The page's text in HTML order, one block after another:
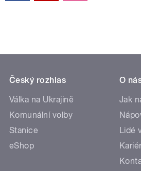
Český rozhlas
Válka na Ukrajině
Komunální volby
Stanice
eShop
O
Jak
Lidé